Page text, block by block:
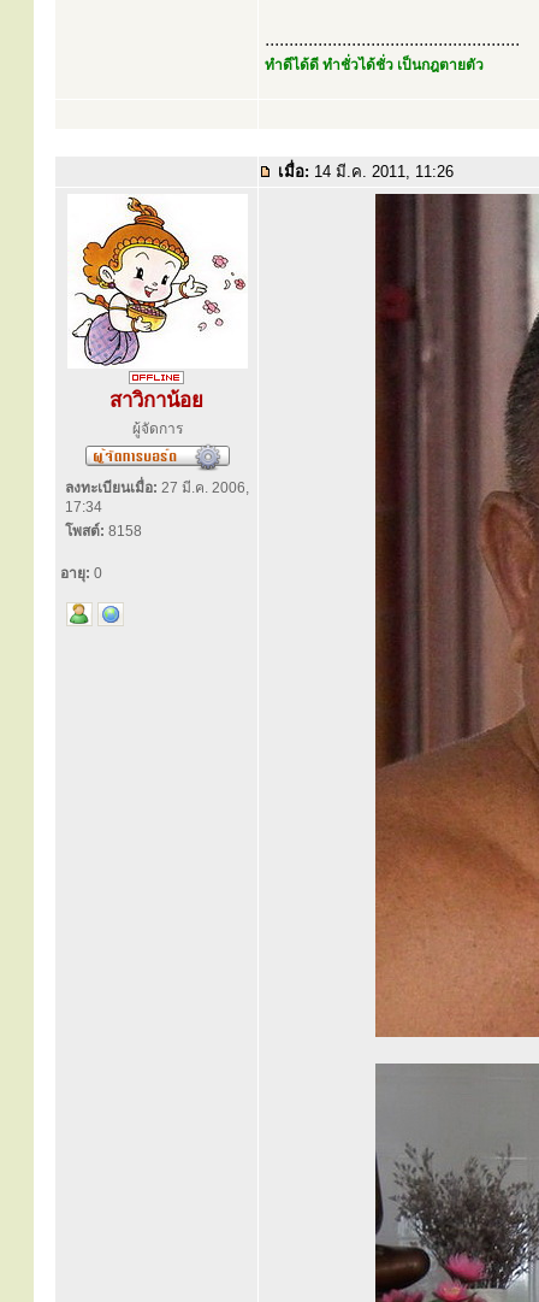
.....................................................
ทำดีได้ดี ทำชั่วได้ชั่ว เป็นกฎตายตัว
เมื่อ: 14 มี.ค. 2011, 11:26
สาวิกาน้อย
ผู้จัดการ
ลงทะเบียนเมื่อ: 27 มี.ค. 2006,
17:34
โพสต์: 8158
อายุ: 0